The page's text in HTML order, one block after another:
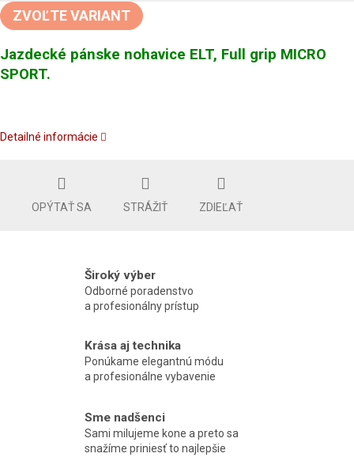
cena:
ZVOĽTE VARIANT
Jazdecké pánske nohavice ELT, Full grip MICRO
SPORT.
Detailné informácie
OPÝTAŤ SA STRÁŽIŤ ZDIEĽAŤ
Široký výber
Odborné poradenstvo
a profesionálny prístup
Krása aj technika
Ponúkame elegantnú módu
a profesionálne vybavenie
Sme nadšenci
Sami milujeme kone a preto sa
snažíme priniesť to najlepšie